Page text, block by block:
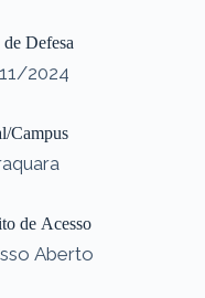
Defesa
2024
Campus
de Acesso
Aberto